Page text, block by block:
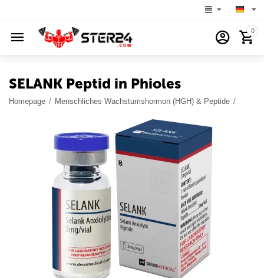
0
SELANK Peptid in Phioles
Homepage / Menschliches Wachstumshormon (HGH) & Peptide /